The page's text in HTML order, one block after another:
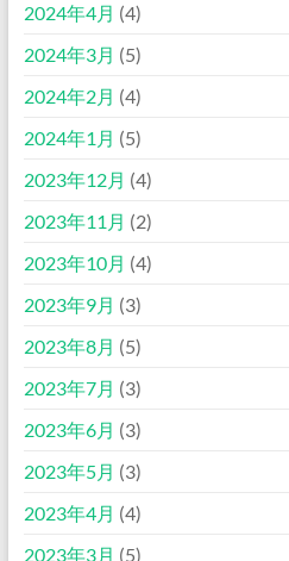
2024年4月 (4)
2024年3月 (5)
2024年2月 (4)
2024年1月 (5)
2023年12月 (4)
2023年11月 (2)
2023年10月 (4)
2023年9月 (3)
2023年8月 (5)
2023年7月 (3)
2023年6月 (3)
2023年5月 (3)
2023年4月 (4)
2023年3月 (5)